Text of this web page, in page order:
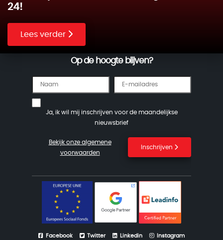
24!
Lees verder
Op de hoogte blijven?
Ja, ik wil mij inschrijven voor de maandelijkse
nieuwsbrief
Inschrijven
Bekijk onze algemene
voorwaarden
Facebook Twitter Linkedin Instagram